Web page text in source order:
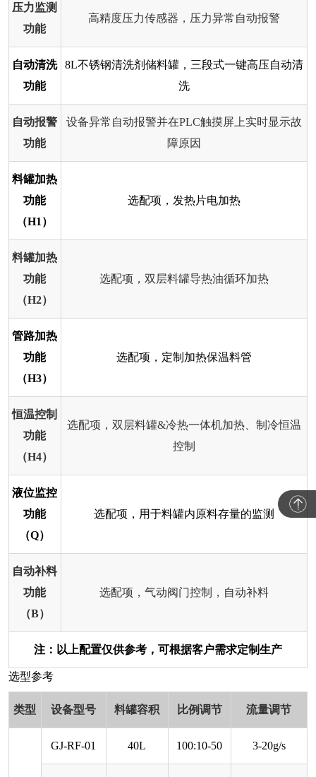
压力监测
功能
高精度压力传感器，压力异常自动报警
自动清洗
功能
8L不锈钢清洗剂储料罐，三段式一键高压自动清
洗
自动报警
功能
设备异常自动报警并在PLC触摸屏上实时显示故
障原因
料罐加热
功能
（H1）
选配项，发热片电加热
料罐加热
功能
（H2）
选配项，双层料罐导热油循环加热
管路加热
功能
（H3）
选配项，定制加热保温料管
恒温控制
功能
（H4）
选配项，双层料罐&冷热一体机加热、制冷恒温
控制
液位监控
功能
（Q）
选配项，用于料罐内原料存量的监测
自动补料
功能
（B）
选配项，气动阀门控制，自动补料
注：以上配置仅供参考，可根据客户需求定制生产
选型参考
类型 设备型号 料罐容积 比例调节 流量调节
GJ-RF-01 40L 100:10-50 3-20g/s